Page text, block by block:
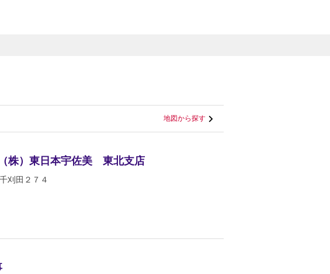
地図から探す
株）東日本宇佐美 東北支店
刈田２７４